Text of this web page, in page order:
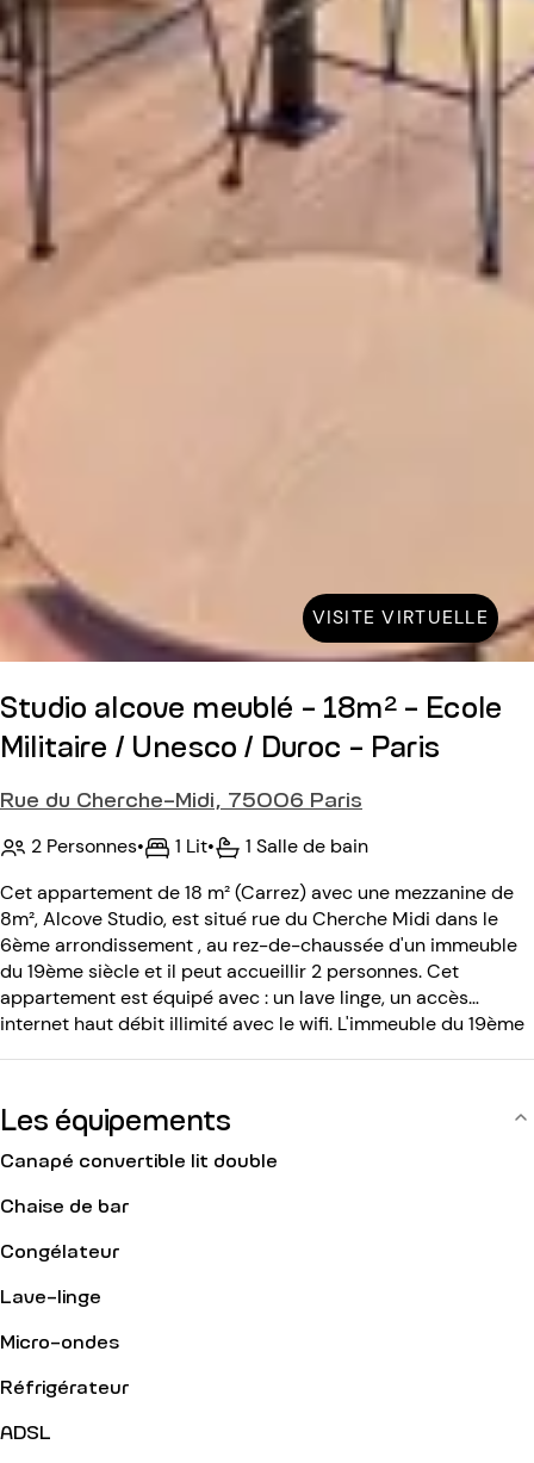
VISITE VIRTUELLE
Studio alcove meublé - 18m² - Ecole
Militaire / Unesco / Duroc - Paris
Rue du Cherche-Midi, 75006 Paris
2 Personnes• 1 Lit•
1 Salle de bain
Cet appartement de 18 m² (Carrez) avec une mezzanine de
8m², Alcove Studio, est situé rue du Cherche Midi dans le
6ème arrondissement , au rez-de-chaussée d'un immeuble
du 19ème siècle et il peut accueillir 2 personnes. Cet
appartement est équipé avec : un lave linge, un accès
internet haut débit illimité avec le wifi. L'immeuble du 19ème
Les équipements
Canapé convertible lit double
Chaise de bar
Congélateur
Lave-linge
Micro-ondes
Réfrigérateur
ADSL